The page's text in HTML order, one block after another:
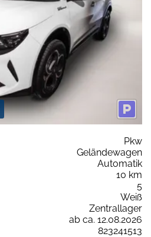
Pkw
Geländewagen
Automatik
10 km
5
Weiß
Zentrallager
ab ca. 12.08.2026
823241513